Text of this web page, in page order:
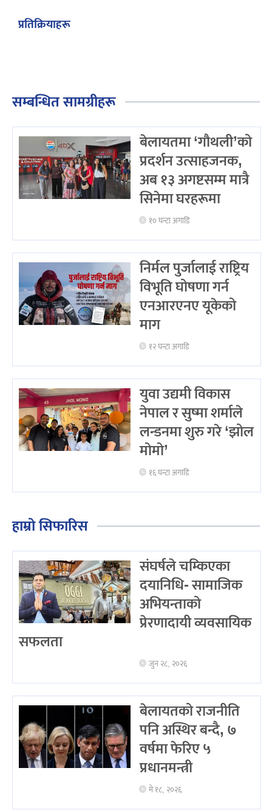
प्रतिक्रियाहरू
सम्बन्धित सामग्रीहरू
बेलायतमा ‘गौथली’को
प्रदर्शन उत्साहजनक,
अब १३ अगष्टसम्म मात्रै
सिनेमा घरहरूमा
१० घन्टा अगाडि
निर्मल पुर्जालाई राष्ट्रिय
विभूति घोषणा गर्न
एनआरएनए यूकेको
माग
१२ घन्टा अगाडि
युवा उद्यमी विकास
नेपाल र सुष्मा शर्माले
लन्डनमा शुरु गरे ‘झोल
मोमो’
१६ घन्टा अगाडि
हाम्रो सिफारिस
संघर्षले चम्किएका
दयानिधि- सामाजिक
अभियन्ताको
प्रेरणादायी व्यवसायिक
सफलता
जुन २८, २०२६
बेलायतको राजनीति
पनि अस्थिर बन्दै, ७
वर्षमा फेरिए ५
प्रधानमन्त्री
मे १८, २०२६